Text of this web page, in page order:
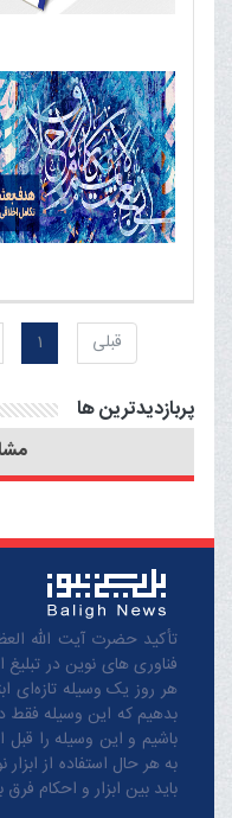
قبلی 1
پربازدیدترین ها
تأکید حضرت آیت الله
فناوری های نوین در تبلیغ
هر روز یک وسیله تازه‌ای
بدهیم که این وسیله فقط
باشیم و این وسیله را قبل
به هر حال استفاده از
باید بین ابزار و احکام فرق